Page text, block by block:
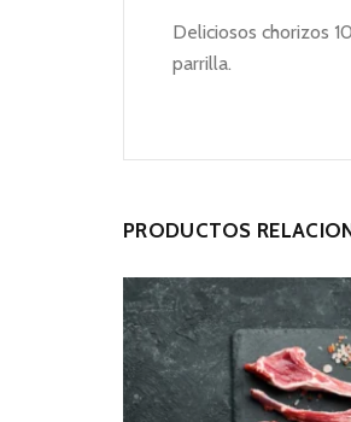
Deliciosos chorizos
parrilla.
PRODUCTOS